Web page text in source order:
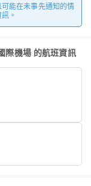
能在未事先通知的情
。
際機場 的航班資訊